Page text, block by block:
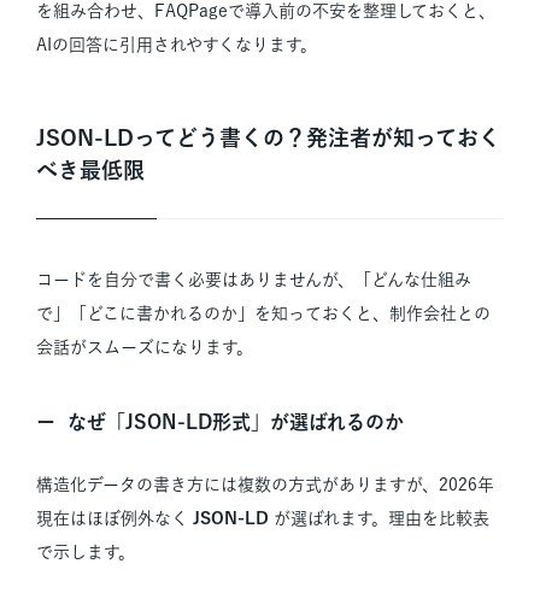
を組み合わせ、FAQPageで導入前の不安を整理しておくと、
AIの回答に引用されやすくなります。
JSON-LDってどう書くの？発注者が知っておく
べき最低限
コードを自分で書く必要はありませんが、「どんな仕組み
で」「どこに書かれるのか」を知っておくと、制作会社との
会話がスムーズになります。
なぜ「JSON-LD形式」が選ばれるのか
構造化データの書き方には複数の方式がありますが、2026年
現在はほぼ例外なく JSON-LD が選ばれます。理由を比較表
で示します。